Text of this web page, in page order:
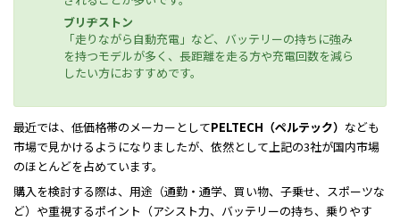
ブリヂストン
「走りながら自動充電」など、バッテリーの持ちに強み
を持つモデルが多く、長距離を走る方や充電回数を減ら
したい方におすすめです。
最近では、低価格帯のメーカーとしてPELTECH（ペルテック） なども
市場で見かけるようになりましたが、依然として上記の3社が国内市場
のほとんどを占めています。
購入を検討する際は、用途（通勤・通学、買い物、子乗せ、スポーツな
ど）や重視するポイント（アシスト力、バッテリーの持ち、乗りやす